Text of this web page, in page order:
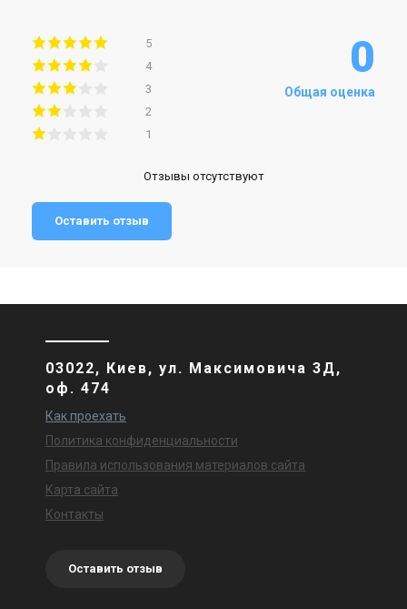
5
4
3
2
1
0
Общая оценка
Отзывы отсутствуют
Оставить отзыв
03022, Киев, ул. Максимовича 3Д,
оф. 474
Как проехать
Политика конфиденциальности
Правила использования материалов сайта
Карта сайта
Контакты
Оставить отзыв